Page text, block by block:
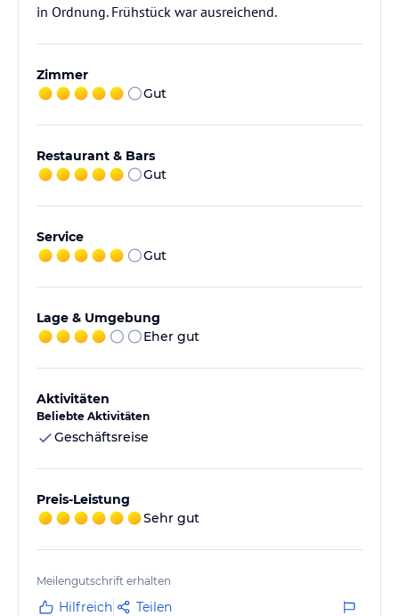
in Ordnung. Frühstück war ausreichend.
Zimmer
Gut
Restaurant & Bars
Gut
Service
Gut
Lage & Umgebung
Eher gut
Aktivitäten
Beliebte Aktivitäten
Geschäftsreise
Preis-Leistung
Sehr gut
Meilengutschrift erhalten
Hilfreich Teilen